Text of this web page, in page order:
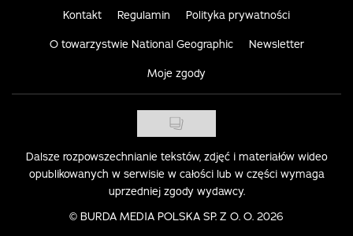
Kontakt Regulamin Polityka prywatności
O towarzystwie National Geographic Newsletter
Moje zgody
Dalsze rozpowszechnianie tekstów, zdjęć i materiałów wideo
opublikowanych w serwisie w całości lub w części wymaga
uprzedniej zgody wydawcy.
© BURDA MEDIA POLSKA SP. Z O. O. 2026